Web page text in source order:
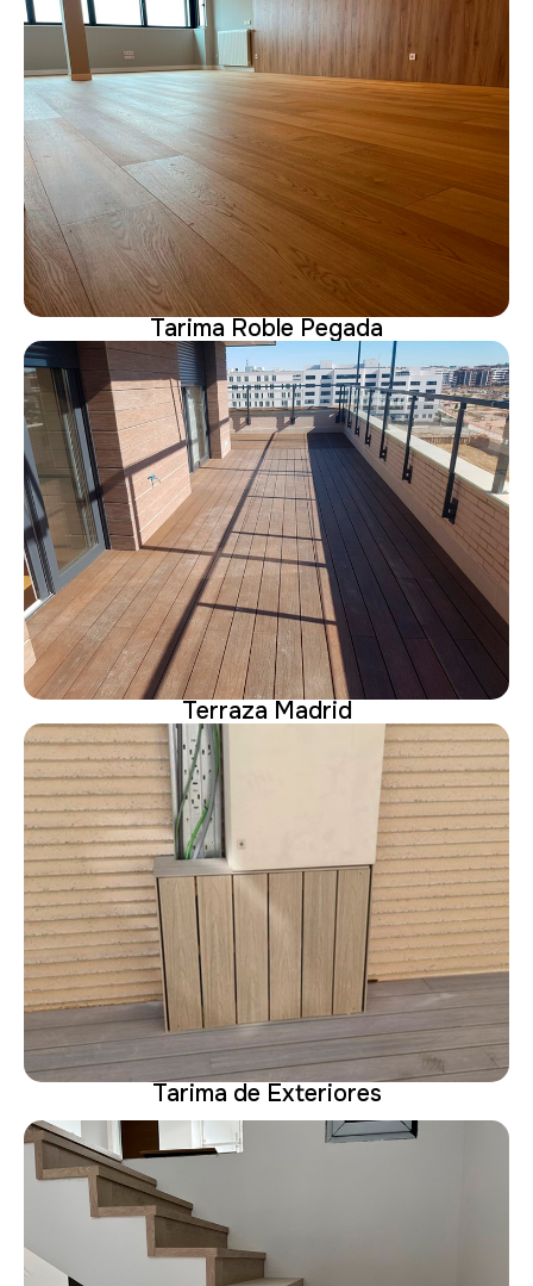
Tarima Roble Pegada
Terraza Madrid
Tarima de Exteriores